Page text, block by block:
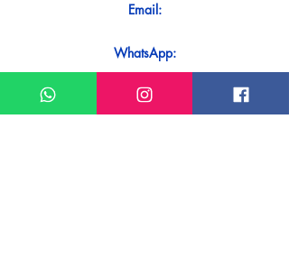
Email:
WhatsApp:
Mensagem: